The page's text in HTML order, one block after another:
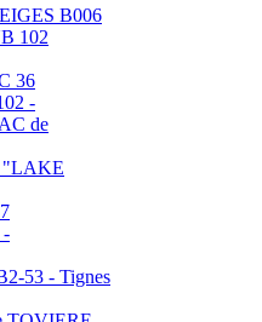
B006
102
36
-
de
"LAKE
-
53 - Tignes